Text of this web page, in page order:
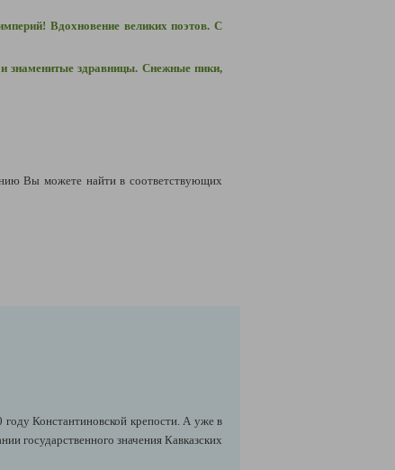
Вдохновение великих поэтов. С
знаменитые здравницы. Снежные пики,
Вы можете найти в соответствующих
году Константиновской крепости. А уже в
государственного значения Кавказских